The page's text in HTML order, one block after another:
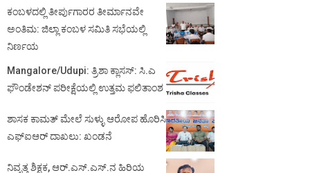
ಕಂಬಳದಲ್ಲಿ ತೀರ್ಪುಗಾರರ ತೀರ್ಮಾನವೇ
ಅಂತಿಮ: ಜಿಲ್ಲಾ ಕಂಬಳ ಸಮಿತಿ ಸಭೆಯಲ್ಲಿ
ನಿರ್ಣಯ
Mangalore/Udupi: ತ್ರಿಶಾ ಕ್ಲಾಸಸ್: ಸಿ.ಎ
ಫೌಂಡೇಶನ್ ಪರೀಕ್ಷೆಯಲ್ಲಿ ಉತ್ತಮ ಫಲಿತಾಂಶ
ಶಾಸಕ ಕಾಮತ್ ಮೇಲೆ ಸುಳ್ಳು ಆರೋಪ ಹೊರಿಸಿ
ಎಫ್‌ಐಆರ್ ದಾಖಲು: ಖಂಡನೆ
ನಿವೃತ್ತ ಶಿಕ್ಷಕ, ಆರ್.ಎಸ್.ಎಸ್.ನ ಹಿರಿಯ